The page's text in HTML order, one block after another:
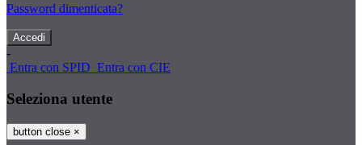
Password dimenticata?
-
Entra con SPID Entra con CIE
Seleziona utente
button close ×